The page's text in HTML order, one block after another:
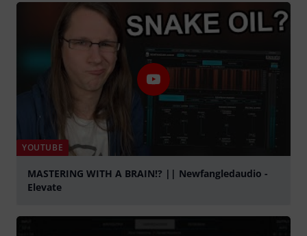
YOUTUBE
MASTERING WITH A BRAIN!? || Newfangledaudio -
Elevate